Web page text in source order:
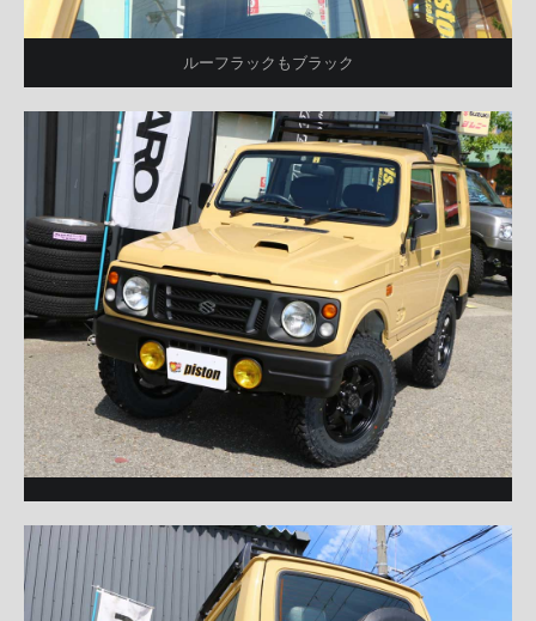
ルーフラックもブラック